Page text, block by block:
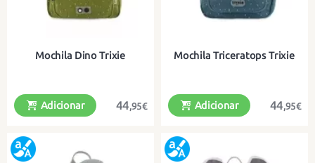
Mochila Dino Trixie
44,95€
Adicionar
Mochila Triceratops Trixie
44,95€
Adicionar